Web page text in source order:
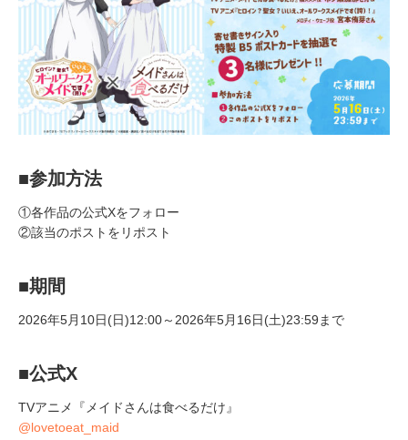
■参加方法
①各作品の公式Xをフォロー
②該当のポストをリポスト
■期間
2026年5月10日(日)12:00～2026年5月16日(土)23:59まで
■公式X
TVアニメ『メイドさんは食べるだけ』
@lovetoeat_maid